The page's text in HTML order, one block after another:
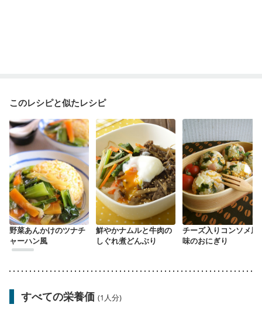
このレシピと似たレシピ
野菜あんかけのツナチ
ャーハン風
鮮やかナムルと牛肉の
しぐれ煮どんぶり
チーズ入りコンソメ風
味のおにぎり
すべての栄養価 (1人分)